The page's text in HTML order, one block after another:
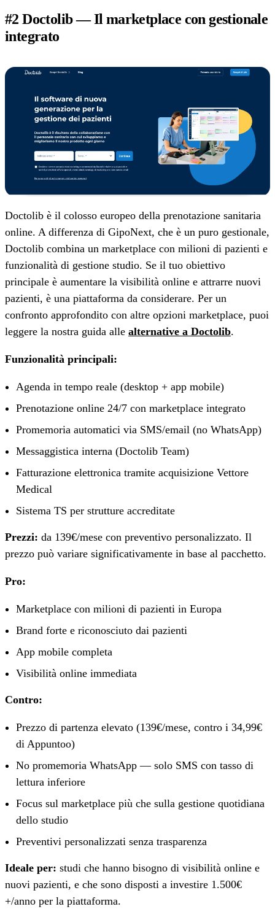
#2 Doctolib — Il marketplace con gestionale
integrato
Doctolib è il colosso europeo della prenotazione sanitaria
online. A differenza di GipoNext, che è un puro gestionale,
Doctolib combina un marketplace con milioni di pazienti e
funzionalità di gestione studio. Se il tuo obiettivo
principale è aumentare la visibilità online e attrarre nuovi
pazienti, è una piattaforma da considerare. Per un
confronto approfondito con altre opzioni marketplace, puoi
leggere la nostra guida alle alternative a Doctolib.
Funzionalità principali:
Agenda in tempo reale (desktop + app mobile)
Prenotazione online 24/7 con marketplace integrato
Promemoria automatici via SMS/email (no WhatsApp)
Messaggistica interna (Doctolib Team)
Fatturazione elettronica tramite acquisizione Vettore
Medical
Sistema TS per strutture accreditate
Prezzi: da 139€/mese con preventivo personalizzato. Il
prezzo può variare significativamente in base al pacchetto.
Pro:
Marketplace con milioni di pazienti in Europa
Brand forte e riconosciuto dai pazienti
App mobile completa
Visibilità online immediata
Contro:
Prezzo di partenza elevato (139€/mese, contro i 34,99€
di Appuntoo)
No promemoria WhatsApp — solo SMS con tasso di
lettura inferiore
Focus sul marketplace più che sulla gestione quotidiana
dello studio
Preventivi personalizzati senza trasparenza
Ideale per: studi che hanno bisogno di visibilità online e
nuovi pazienti, e che sono disposti a investire 1.500€
+/anno per la piattaforma.